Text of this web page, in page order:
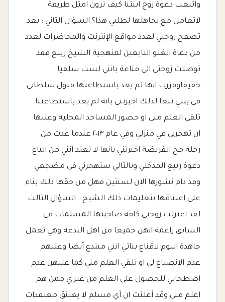
واتبعت دعوة زوج ابنتنا كيف ترون امثل طريقة
لاتعامل مع تجاهلها لطلبي هذا؟ السؤال الثاني : بعد
تصفح زوجتي لعدد مواقع الإنترنت والمحاضرات لعدد
من دعاة الغلو التابعين لمنهجية الشيخ ربيع فقد
توصلت زوجتي الى قناعة بانني لست سلفيا
حقيقاوقررت انها لم يعد باستطاعتها قبول سلطاني
في بيتي تبعا لذلك اخبرتني بانه لم يعد باستطاعتنا
تلقي العلم مني او حضور المساجد المحلية وعليها
ان تهجرني في منزلي وفي عام ٢٠١٣ عندما عدت من
رحلة حج الفريضة اخبرتني بانها لا تعتد انني من اتباع
دعوة ربيع المدخلي وبالتالي ستهجرني في مضجعي
وقد دام نشوزها الان لسنتين فهل من حقها ذلك بناء
على اعتناقها بتعليمات ذلك الشيخ . السؤال الثالث:
لقد اعتزلت زوجتي كافة صاحبتها المسلمات في
السابق زاعمة انهن جميعا من اهل البدعة وهي تعمل
جاهدة اليوم لاقناع بناتي انني مبتدع أيضا وعليهم
عدم الانصياع لي او تلقي العلم مني كما عليهن عدم
اصطحابي للحصول على العلم من غيري ممن هم
اعلم مني وقد أعلنت ان أي مسلم لا يعتنق معتقدات